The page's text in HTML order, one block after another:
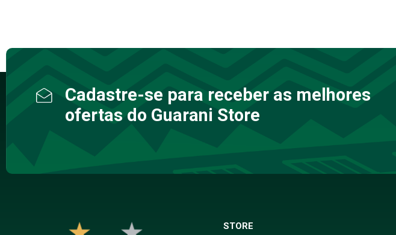
Cadastre-se para receber as melhores
ofertas do Guarani Store
STORE